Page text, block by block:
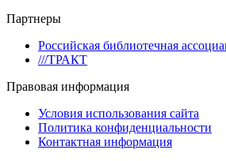
Партнеры
Российская библиотечная
///ТРАКТ
Правовая информация
Условия использования сайта
Политика конфиденциальности
Контактная информация